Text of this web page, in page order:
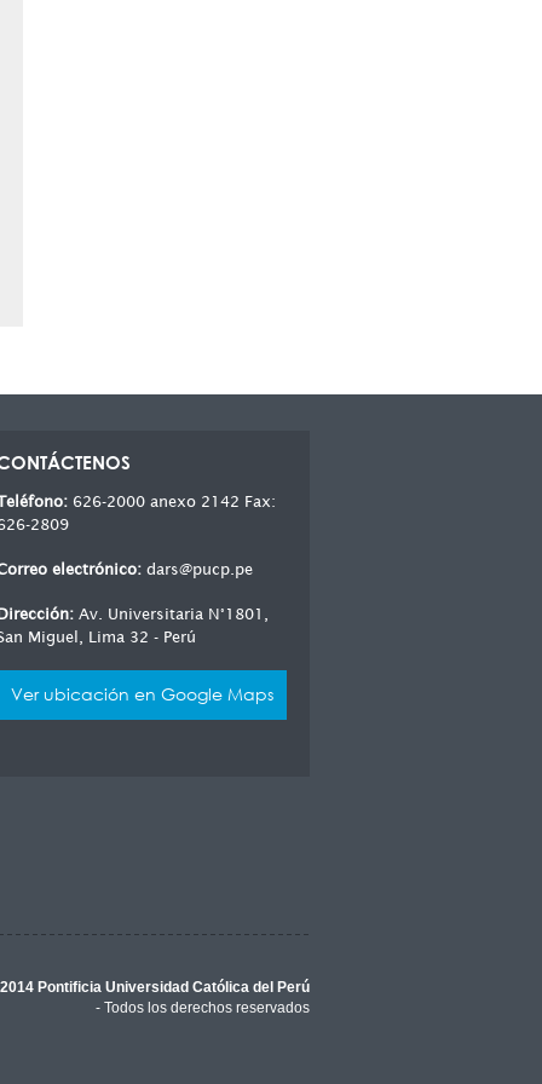
626-2000 anexo 2142 Fax:
2809
electrónico: dars@pucp.pe
Av. Universitaria N°1801,
Miguel, Lima 32 - Perú
Ver ubicación en Google Maps
2014 Pontificia Universidad Católica del Perú
- Todos los derechos reservados